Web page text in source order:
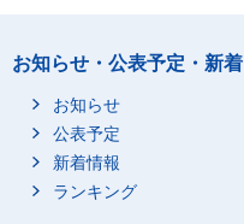
お知らせ・公表予定・新着
お知らせ
公表予定
新着情報
ランキング